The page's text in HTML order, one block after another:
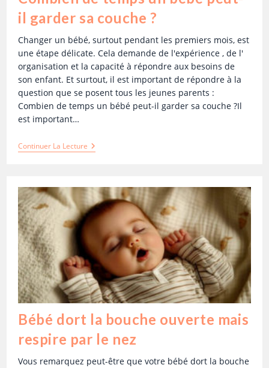
il garder sa couche ?
Changer un bébé, surtout pendant les premiers mois, est
une étape délicate. Cela demande de l'expérience , de l'
organisation et la capacité à répondre aux besoins de
son enfant. Et surtout, il est important de répondre à la
question que se posent tous les jeunes parents :
Combien de temps un bébé peut-il garder sa couche ?Il
est important…
Continuer La Lecture
Bébé dort la bouche ouverte mais
respire par le nez
Vous remarquez peut-être que votre bébé dort la bouche